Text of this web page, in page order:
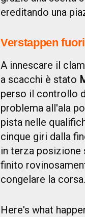
ereditando una
Verstappen
A innescare il
a scacchi è stato
perso il controllo
problema all'ala
pista nelle
cinque giri dalla
in terza posizione
finito
congelare la corsa.
Here's what